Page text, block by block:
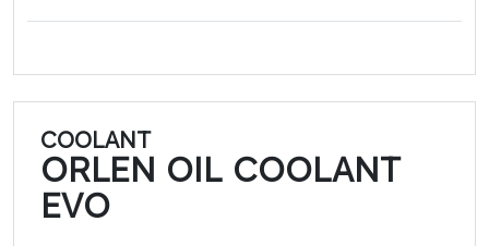
COOLANT
ORLEN OIL COOLANT
EVO